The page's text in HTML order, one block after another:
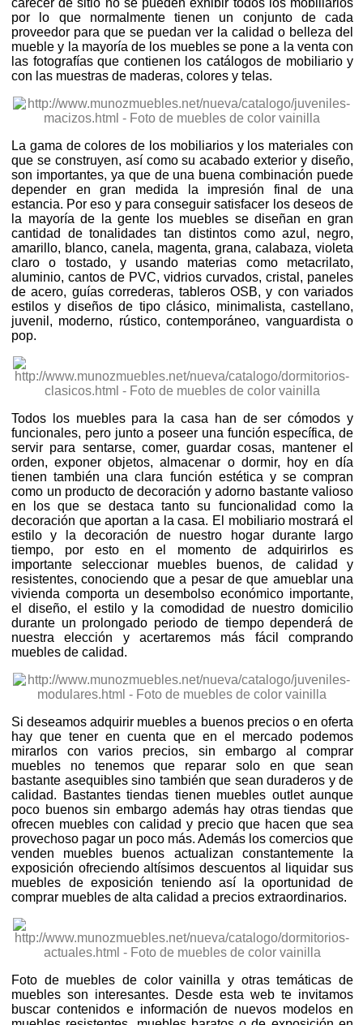
carecer de sitio no se pueden exhibir todos los mobiliarios
por lo que normalmente tienen un conjunto de cada
proveedor para que se puedan ver la calidad o belleza del
mueble y la mayoría de los muebles se pone a la venta con
las fotografías que contienen los catálogos de mobiliario y
con las muestras de maderas, colores y telas.
La gama de colores de los mobiliarios y los materiales con
que se construyen, así como su acabado exterior y diseño,
son importantes, ya que de una buena combinación puede
depender en gran medida la impresión final de una
estancia. Por eso y para conseguir satisfacer los deseos de
la mayoría de la gente los muebles se diseñan en gran
cantidad de tonalidades tan distintos como azul, negro,
amarillo, blanco, canela, magenta, grana, calabaza, violeta
claro o tostado, y usando materias como metacrilato,
aluminio, cantos de PVC, vidrios curvados, cristal, paneles
de acero, guías correderas, tableros OSB, y con variados
estilos y diseños de tipo clásico, minimalista, castellano,
juvenil, moderno, rústico, contemporáneo, vanguardista o
pop.
Todos los muebles para la casa han de ser cómodos y
funcionales, pero junto a poseer una función específica, de
servir para sentarse, comer, guardar cosas, mantener el
orden, exponer objetos, almacenar o dormir, hoy en día
tienen también una clara función estética y se compran
como un producto de decoración y adorno bastante valioso
en los que se destaca tanto su funcionalidad como la
decoración que aportan a la casa. El mobiliario mostrará el
estilo y la decoración de nuestro hogar durante largo
tiempo, por esto en el momento de adquirirlos es
importante seleccionar muebles buenos, de calidad y
resistentes, conociendo que a pesar de que amueblar una
vivienda comporta un desembolso económico importante,
el diseño, el estilo y la comodidad de nuestro domicilio
durante un prolongado periodo de tiempo dependerá de
nuestra elección y acertaremos más fácil comprando
muebles de calidad.
Si deseamos adquirir muebles a buenos precios o en oferta
hay que tener en cuenta que en el mercado podemos
mirarlos con varios precios, sin embargo al comprar
muebles no tenemos que reparar solo en que sean
bastante asequibles sino también que sean duraderos y de
calidad. Bastantes tiendas tienen muebles outlet aunque
poco buenos sin embargo además hay otras tiendas que
ofrecen muebles con calidad y precio que hacen que sea
provechoso pagar un poco más. Además los comercios que
venden muebles buenos actualizan constantemente la
exposición ofreciendo altísimos descuentos al liquidar sus
muebles de exposición teniendo así la oportunidad de
comprar muebles de alta calidad a precios extraordinarios.
Foto de muebles de color vainilla y otras temáticas de
muebles son interesantes. Desde esta web te invitamos
buscar contenidos e información de nuevos modelos en